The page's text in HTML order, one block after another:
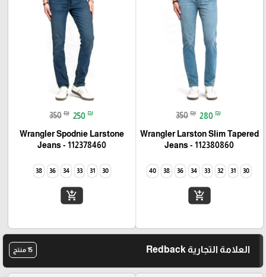
350 ₪ 280 ₪
Wrangler Larston Slim Tapered
Jeans - 112380860
30
31
32
33
34
36
38
40
add_shopping_cart
350 ₪ 250 ₪
Wrangler Spodnie Larstone
Jeans - 112378460
30
31
33
34
36
38
add_shopping_cart
العلامة التجارية Redback 15 منتج